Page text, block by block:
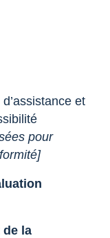
et
pour
de la